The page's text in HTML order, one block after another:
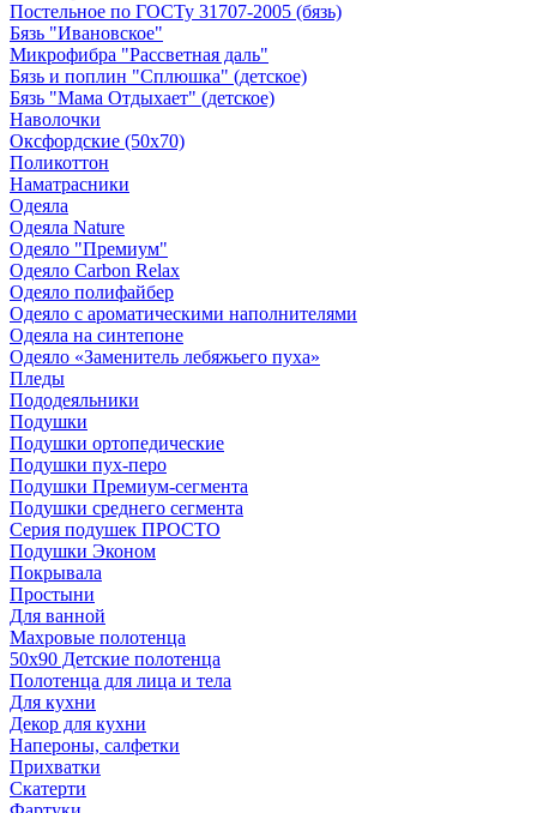
Постельное по ГОСТу 31707-2005 (бязь)
Бязь "Ивановское"
Микрофибра "Рассветная даль"
Бязь и поплин "Сплюшка" (детское)
Бязь "Мама Отдыхает" (детское)
Наволочки
Оксфордские (50х70)
Поликоттон
Наматрасники
Одеяла
Одеяла Nature
Одеяло "Премиум"
Одеяло Carbon Relax
Одеяло полифайбер
Одеяло с ароматическими наполнителями
Одеяла на синтепоне
Одеяло «Заменитель лебяжьего пуха»
Пледы
Пододеяльники
Подушки
Подушки ортопедические
Подушки пух-перо
Подушки Премиум-сегмента
Подушки среднего сегмента
Серия подушек ПРОСТО
Подушки Эконом
Покрывала
Простыни
Для ванной
Махровые полотенца
50х90 Детские полотенца
Полотенца для лица и тела
Для кухни
Декор для кухни
Напероны, салфетки
Прихватки
Скатерти